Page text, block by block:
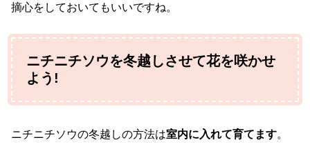
摘心をしておいてもいいですね。
ニチニチソウを冬越しさせて花を咲かせ
よう!
ニチニチソウの冬越しの方法は室内に入れて育てます。